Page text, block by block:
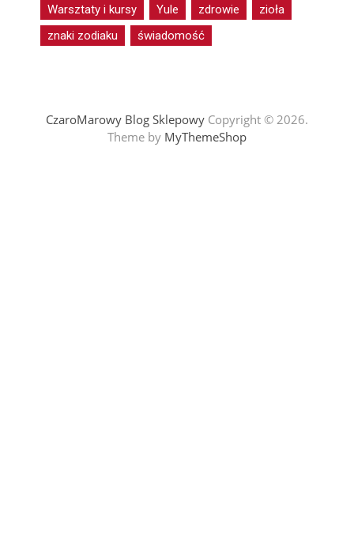
Warsztaty i kursy
Yule zdrowie
zioła
znaki zodiaku
świadomość
CzaroMarowy Blog SklepowyCopyright © 2026.
Theme by MyThemeShop